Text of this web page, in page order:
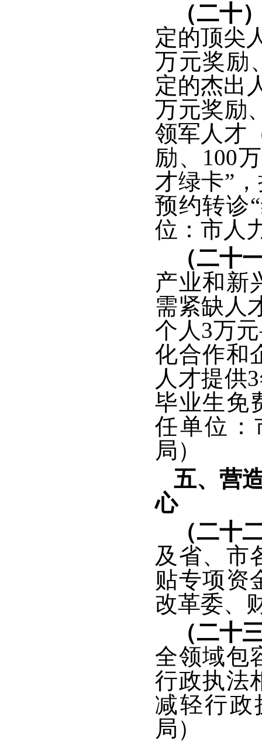
（二十
定的顶尖
万元奖励
定的杰出
万元奖励
领军人才
励、100
才绿卡”
预约转诊
位：市人
（二十
产业和新
需紧缺人
个人3万
化合作和
人才提供
毕业生免
任单位：
局）
五、营
心
（二十
及省、市
贴专项资
改革委、
（二十
全领域包
行政执法
减轻行政
局）